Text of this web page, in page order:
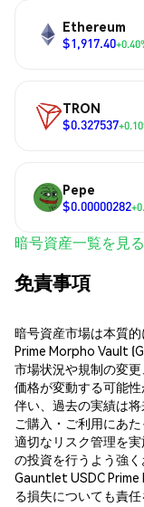
Ethereum
$1,917.40
TRON
$0.327537
Pepe
$0.00000282
暗号資産一覧を見
免責事項
暗号資産市場は本質
Prime Morpho Vault
市場状況や規制の変
価格が変動する可能
伴い、過去の実績は将
ご購入・ご利用にあ
適切なリスク管理を
の投資を行うよう強く
Gauntlet USDC
る損失についても責